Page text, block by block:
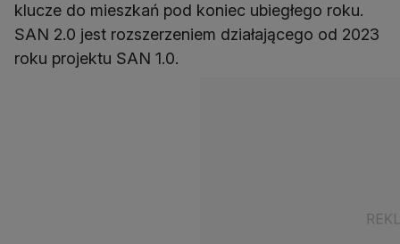
klucze do mieszkań pod koniec ubiegłego roku.
SAN 2.0 jest rozszerzeniem działającego od 2023
roku projektu SAN 1.0.